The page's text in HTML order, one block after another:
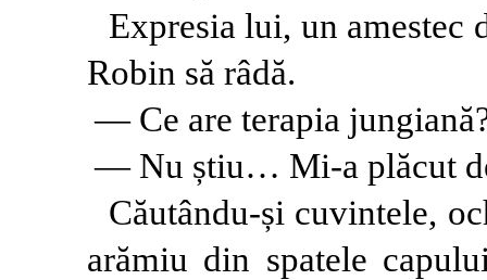
Expresia lui, un amestec
Robin să râdă.
— Ce are terapia
— Nu știu… Mi-a plăcut
Căutându-și cuvintele,
arămiu din spatele